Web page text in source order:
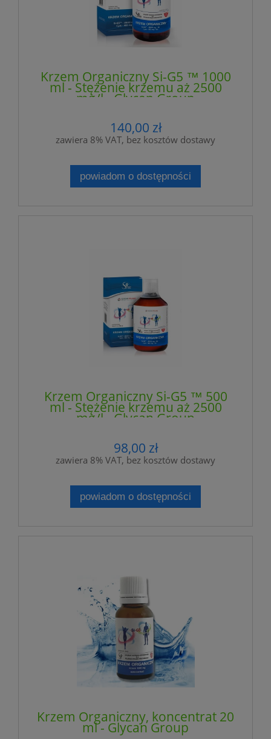
Krzem Organiczny Si-G5 ™ 1000
ml - Stężenie krzemu aż 2500
mg/l - Glycan Group
140,00 zł
zawiera 8% VAT, bez kosztów dostawy
powiadom o dostępności
Krzem Organiczny Si-G5 ™ 500
ml - Stężenie krzemu aż 2500
mg/l - Glycan Group
98,00 zł
zawiera 8% VAT, bez kosztów dostawy
powiadom o dostępności
Krzem Organiczny, koncentrat 20
ml - Glycan Group